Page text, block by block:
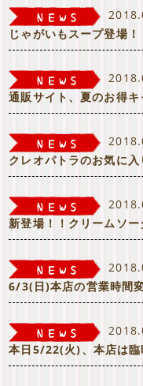
じゃがいもスープ登場！
通販サイト、夏のお得キ
クレオパトラのお気に入
新登場！！クリームソ
6/3(日)本店の営業時間
本日5/22(火)、本店は臨